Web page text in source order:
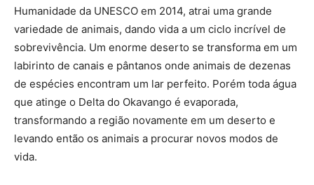
Humanidade da UNESCO em 2014, atrai uma grande
variedade de animais, dando vida a um ciclo incrível de
sobrevivência. Um enorme deserto se transforma em um
labirinto de canais e pântanos onde animais de dezenas
de espécies encontram um lar perfeito. Porém toda água
que atinge o Delta do Okavango é evaporada,
transformando a região novamente em um deserto e
levando então os animais a procurar novos modos de
vida.